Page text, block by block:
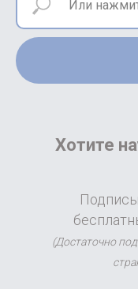
Хотите
(Достаточно